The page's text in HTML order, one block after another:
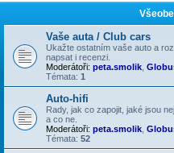
Vaše auta / Club cars
Ukažte ostatním vaše auto a
napsat i recenzi.
Moderátoři: peta.smolik
Témata: 1
Auto-hifi
Rady, jak co zapojit, jaké jsou
a co ne.
Moderátoři: peta.smolik
Témata: 52